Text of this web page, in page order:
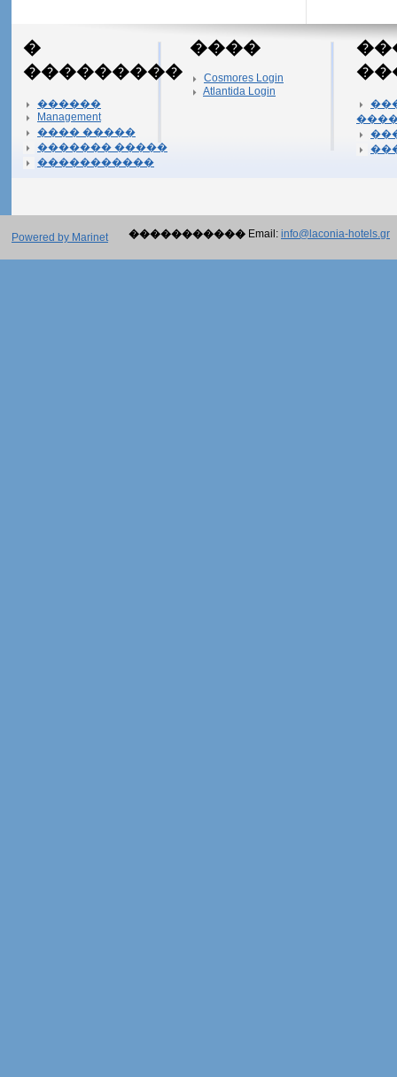
�
���������
������
Management
���� �����
������� �����
�����������
����
Cosmores Login
Atlantida Login
Powered by Marinet ����������� Email: info@laconia-hotels.gr